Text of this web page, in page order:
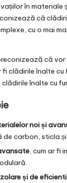
în materiale
că
cu o mai
că
fi clădirile înalte cu
înalte cu
noi și
carbon, sticla și
, cum ar fi
și de